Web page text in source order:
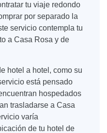
tu viaje redondo
por separado la
servicio contempla tu
a Casa Rosa y de
hotel a hotel, como su
está pensado
hospedados
trasladarse a Casa
varía
de tu hotel de